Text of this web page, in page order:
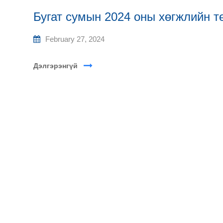
Бугат сумын 2024 оны хөгжлийн
February 27, 2024
Дэлгэрэнгүй